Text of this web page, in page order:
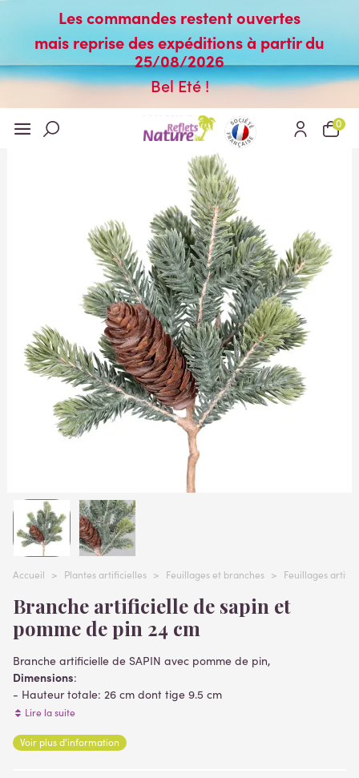
Les commandes restent ouvertes
mais reprise des expéditions à partir du
25/08/2026
Bel Eté !
0
Accueil > Plantes artificielles > Feuillages et branches > Feuillages
Branche artificielle de sapin et
pomme de pin 24 cm
Branche artificielle de SAPIN avec pomme de pin,
Dimensions:
- Hauteur totale: 26 cm dont tige 9.5 cm
- Largeur: 16 cm
Matièredes épines, tige et pomme de pin: plastique
Lire la suite
Voir plus d'information